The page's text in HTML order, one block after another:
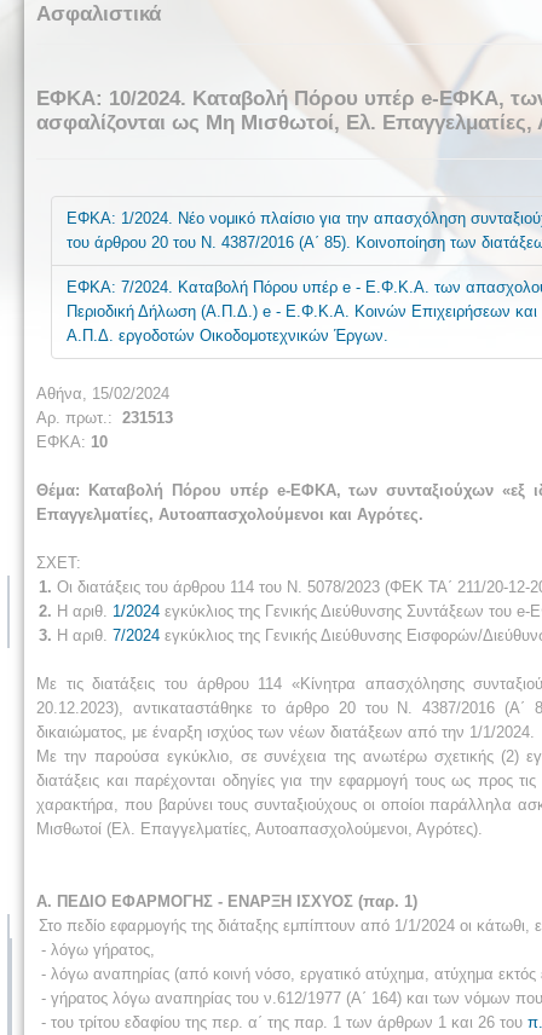
Ασφαλιστικά
ΕΦΚΑ: 10/2024. Καταβολή Πόρου υπέρ e-ΕΦΚΑ, των
ασφαλίζονται ως Μη Μισθωτοί, Ελ. Επαγγελματίες,
ΕΦΚΑ: 1/2024. Νέο νομικό πλαίσιο για την απασχόληση
του άρθρου 20 του Ν. 4387/2016 (Α΄ 85). Κοινοποίηση των
ΕΦΚΑ: 7/2024. Καταβολή Πόρου υπέρ e - Ε.Φ.Κ.Α. των
Περιοδική Δήλωση (Α.Π.Δ.) e - Ε.Φ.Κ.Α. Κοινών Επιχειρήσεων
Α.Π.Δ. εργοδοτών Οικοδομοτεχνικών Έργων.
Αθήνα, 15/02/2024
Αρ. πρωτ.: 231513
ΕΦΚΑ: 10
Θέμα:
Καταβολή Πόρου υπέρ e-ΕΦΚΑ, των συνταξιούχων «εξ
Επαγγελματίες, Αυτοαπασχολούμενοι και Αγρότες.
ΣΧΕΤ:
1. Οι διατάξεις του άρθρου 114 του Ν. 5078/2023 (ΦΕΚ ΤΑ΄ 211/20-12-
2. Η αριθ. 1/2024 εγκύκλιος της Γενικής Διεύθυνσης Συντάξεων του
3. Η αριθ. 7/2024 εγκύκλιος της Γενικής Διεύθυνσης Εισφορών/
Με τις διατάξεις του άρθρου 114 «Κίνητρα απασχόλησης
20.12.2023), αντικαταστάθηκε το άρθρο 20 του Ν. 4387/2016 (Α΄
δικαιώματος, με έναρξη ισχύος των νέων διατάξεων από την 1/1/2024.
Με την παρούσα εγκύκλιο, σε συνέχεια της ανωτέρω σχετικής (2)
διατάξεις και παρέχονται οδηγίες για την εφαρμογή τους ως προς
χαρακτήρα, που βαρύνει τους συνταξιούχους οι οποίοι παράλληλα
Μισθωτοί (Ελ. Επαγγελματίες, Αυτοαπασχολούμενοι, Αγρότες).
Α. ΠΕΔΙΟ ΕΦΑΡΜΟΓΗΣ - ΕΝΑΡΞΗ ΙΣΧΥΟΣ (παρ. 1)
Στο πεδίο εφαρμογής της διάταξης εμπίπτουν από 1/1/2024 οι κάτωθι,
- λόγω γήρατος,
- λόγω αναπηρίας (από κοινή νόσο, εργατικό ατύχημα, ατύχημα εκτός
- γήρατος λόγω αναπηρίας του ν.612/1977 (Α΄ 164) και των νόμων
- του τρίτου εδαφίου της περ. α΄ της παρ. 1 των άρθρων 1 και 26 του